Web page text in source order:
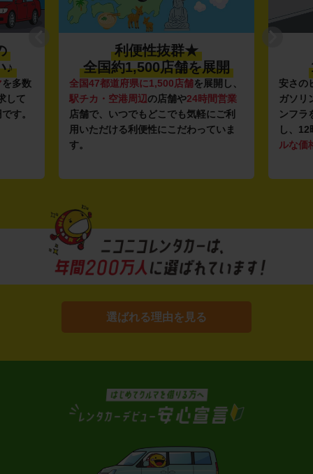
♪
を多数
して
す。
利便性抜群★
全国約1,500店舗を展開
全国47都道府県に1,500店舗を展開し、
駅チカ・空港周辺 の店舗や24時間営業
店舗で、いつでもどこでも気軽にご利
用いただける利便性にこだわっていま
す。
安さの
ガソリ
ンフラ
し、
ルな価
選ばれる理由を見る